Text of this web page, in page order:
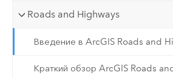
Roads and Highways
Введение в ArcGIS Roads and
Краткий обзор ArcGIS Roads